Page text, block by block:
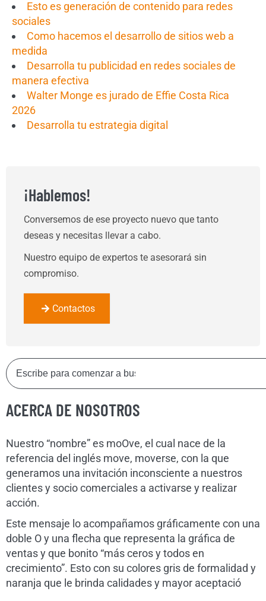
Esto es generación de contenido para redes
sociales
Como hacemos el desarrollo de sitios web a
medida
Desarrolla tu publicidad en redes sociales de
manera efectiva
Walter Monge es jurado de Effie Costa Rica
2026
Desarrolla tu estrategia digital
¡Hablemos!
Conversemos de ese proyecto nuevo que tanto
deseas y necesitas llevar a cabo.
Nuestro equipo de expertos te asesorará sin
compromiso.
Contactos
ACERCA DE NOSOTROS
Nuestro “nombre” es moOve, el cual nace de la
referencia del inglés move, moverse, con la que
generamos una invitación inconsciente a nuestros
clientes y socio comerciales a activarse y realizar
acción.
Este mensaje lo acompañamos gráficamente con una
doble O y una flecha que representa la gráfica de
ventas y que bonito “más ceros y todos en
crecimiento”. Esto con su colores gris de formalidad y
naranja que le brinda calidades y mayor aceptació